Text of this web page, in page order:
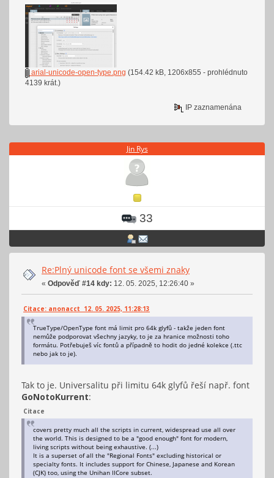
arial-unicode-open-type.png (154.42 kB, 1206x855 - prohlédnuto
4139 krát.)
IP zaznamenána
Jin Rys
33
Re:Plný unicode font se všemi znaky
« Odpověď #14 kdy: 12. 05. 2025, 12:26:40 »
Citace: anonacct 12. 05. 2025, 11:28:13
TrueType/OpenType font má limit pro 64k glyfů - takže jeden font
nemůže podporovat všechny jazyky, to je za hranice možnosti toho
formátu. Potřebuješ víc fontů a případně to hodit do jedné kolekce (.ttc
nebo jak to je).
Tak to je. Universalitu při limitu 64k glyfů řeší např. font
GoNotoKurrent:
Citace
covers pretty much all the scripts in current, widespread use all over
the world. This is designed to be a "good enough" font for modern,
living scripts without being exhaustive. (...)
It is a superset of all the "Regional Fonts" excluding historical or
specialty fonts. It includes support for Chinese, Japanese and Korean
(CJK) too, using the Unihan IICore subset.